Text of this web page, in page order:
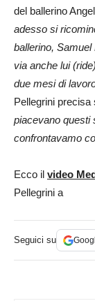
del ballerino
adesso si
ballerino,
via anche lui
due mesi di
Pellegrini precisa
piacevano questi
confrontavamo
Ecco il video
Pellegrini a
Seguici su